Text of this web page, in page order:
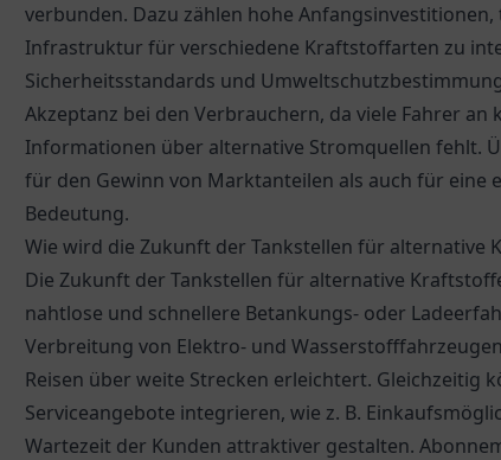
verbunden. Dazu zählen hohe
Infrastruktur für verschiedene Kraftstoffarten zu
Sicherheitsstandards und
Akzeptanz bei den Verbrauchern, da viele Fahrer
Informationen über alternative Stromquellen fehlt.
für den Gewinn von Marktanteilen als auch für
Bedeutung.
Wie wird die Zukunft der Tankstellen für alternative
Die Zukunft der Tankstellen für alternative
nahtlose und schnellere Betankungs- oder
Verbreitung von Elektro- und
Reisen über weite Strecken erleichtert. Gleichzeitig
Serviceangebote integrieren, wie z. B.
Wartezeit der Kunden attraktiver gestalten.